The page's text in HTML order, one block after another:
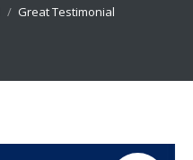
Great Testimonial